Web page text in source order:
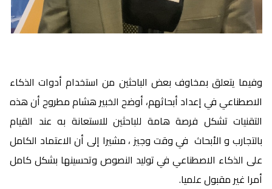
وفيما يتعلق بمخاوف بعض الباحثين من استخدام أدوات الذكاء
الاصطناعي في إعداد أبحاثهم، أوضح الخبير هشام مطروح أن هذه
التقنيات تشكل فرصة هامة للباحثين للاستعانة به عند القيام
بالتجارب و الأبحاث في وقت وجيز ، مشيرا إلى أن الاعتماد الكامل
على الذكاء الاصطناعي في توليد النصوص وتحسينها بشكل كامل
أمرا غير مقبول علميا.